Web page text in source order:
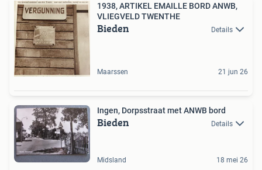
1938, ARTIKEL EMAILLE BORD ANWB,
VLIEGVELD TWENTHE
Bieden Details
Maarssen 21 jun 26
Ingen, Dorpsstraat met ANWB bord
Bieden Details
Midsland 18 mei 26